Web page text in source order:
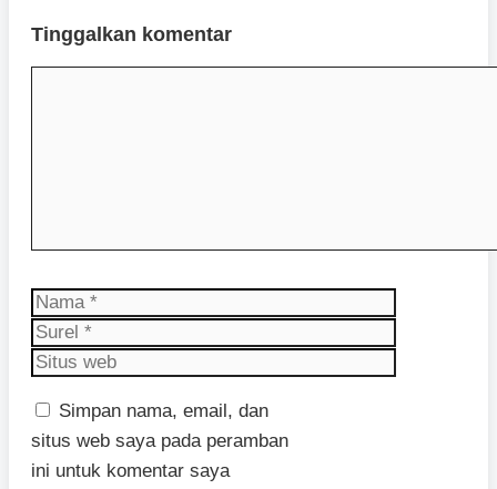
Tinggalkan komentar
Nama
Surel
Situs
Simpan nama, email, dan
situs web saya pada peramban
ini untuk komentar saya